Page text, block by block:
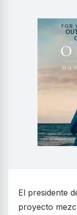
El presidente
proyecto